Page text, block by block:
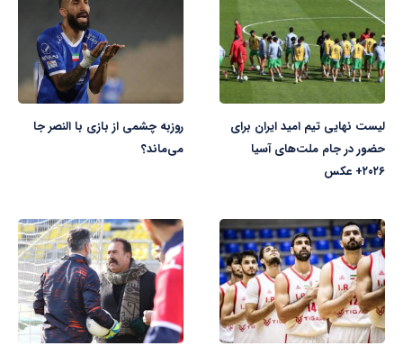
لیست نهایی تیم امید ایران برای
حضور در جام ملت‌های آسیا
۲۰۲۶+ عکس
روزبه چشمی از بازی با النصر جا
می‌ماند؟